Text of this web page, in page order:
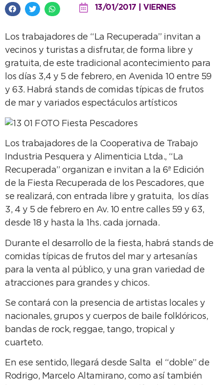
13/01/2017 | VIERNES
Los trabajadores de “La Recuperada” invitan a
vecinos y turistas a disfrutar, de forma libre y
gratuita, de este tradicional acontecimiento para
los días 3,4 y 5 de febrero, en Avenida 10 entre 59
y 63. Habrá stands de comidas típicas de frutos
de mar y variados espectáculos artísticos
Los trabajadores de la Cooperativa de Trabajo
Industria Pesquera y Alimenticia Ltda., “La
Recuperada” organizan e invitan a la 6ª Edición
de la Fiesta Recuperada de los Pescadores, que
se realizará, con entrada libre y gratuita, los días
3, 4 y 5 de febrero en Av. 10 entre calles 59 y 63,
desde 18 y hasta la 1hs. cada jornada.
Durante el desarrollo de la fiesta, habrá stands de
comidas típicas de frutos del mar y artesanías
para la venta al público, y una gran variedad de
atracciones para grandes y chicos.
Se contará con la presencia de artistas locales y
nacionales, grupos y cuerpos de baile folklóricos,
bandas de rock, reggae, tango, tropical y
cuarteto.
En ese sentido, llegará desde Salta el “doble” de
Rodrigo, Marcelo Altamirano, como así también